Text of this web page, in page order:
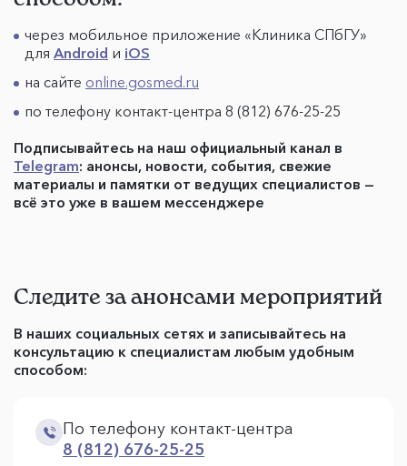
через мобильное приложение «Клиника СПбГУ»
для Android и iOS
на сайте online.gosmed.ru
по телефону контакт-центра 8 (812) 676-25-25
Подписывайтесь на наш официальный канал в
Telegram: анонсы, новости, события, свежие
материалы и памятки от ведущих специалистов —
всё это уже в вашем мессенджере
Следите за анонсами мероприятий
В наших социальных сетях и записывайтесь на
консультацию к специалистам любым удобным
способом:
По телефону контакт-центра
8 (812) 676-25-25